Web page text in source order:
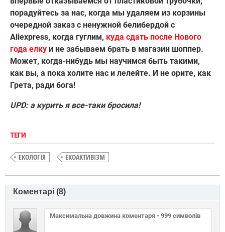
порадуйтесь за нас, когда мы удаляем из корзины
очередной заказ с ненужной белибердой с
Aliexpress, когда гуглим, куда сдать после Нового
года елку и не забываем брать в магазин шоппер.
Может, когда-нибудь мы научимся быть такими,
как вы, а пока холите нас и лелейте. И не орите, как
Грета, ради бога!
UPD: а курить я все-таки бросила!
ТЕГИ
ЕКОЛОГІЯ ЕКОАКТИВІЗМ
Коментарі (8)